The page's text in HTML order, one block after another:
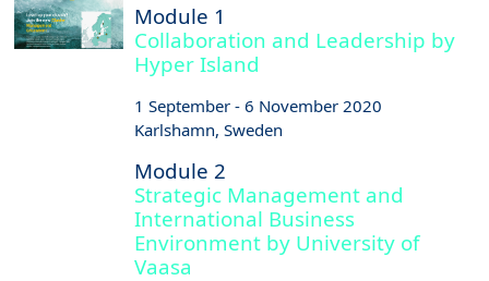
Module 1
Collaboration and Leadership by
Hyper Island
1 September - 6 November 2020
Karlshamn, Sweden
Module 2
Strategic Management and
International Business
Environment by University of
Vaasa